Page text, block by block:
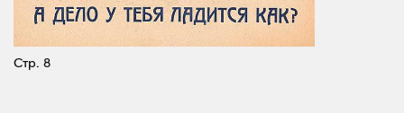
Стр. 8